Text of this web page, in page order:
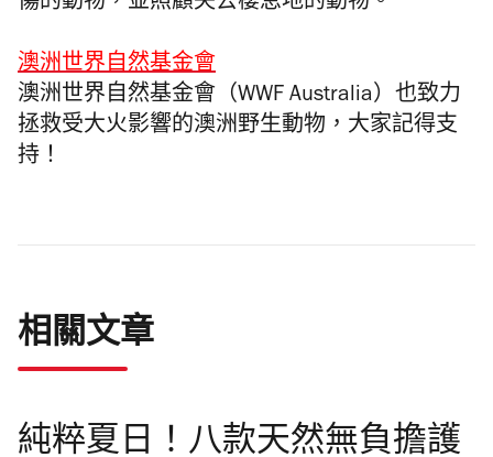
澳洲世界自然基金會
澳洲世界自然基金會（WWF Australia）也致力
拯救受大火影響的澳洲野生動物，大家記得支
持！
相關文章
純粹夏日！八款天然無負擔護